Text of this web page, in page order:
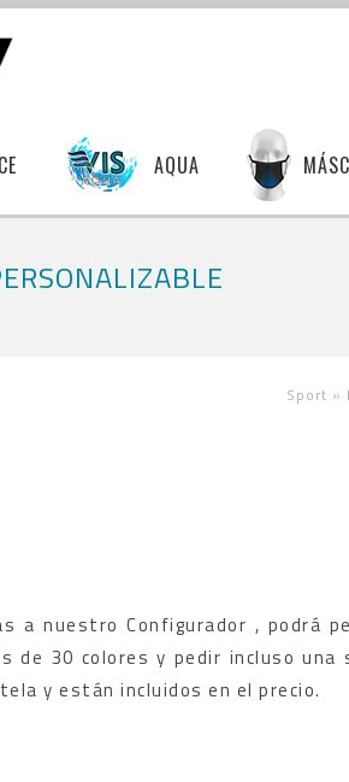
AQUA
Sport »
a nuestro Configurador , podrá
de 30 colores y pedir incluso una
y están incluidos en el precio.